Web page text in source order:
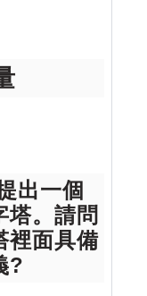
出一個
塔。請問
裡面具備
?